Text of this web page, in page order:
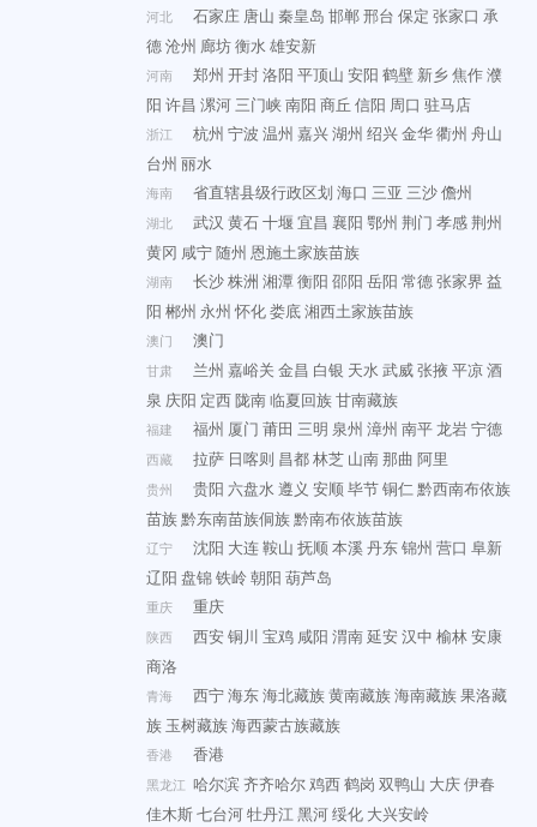
河北 石家庄 唐山 秦皇岛 邯郸邢台 保定 张家口 承
德沧州 廊坊衡水雄安新
河南 郑州 开封洛阳 平顶山 安阳 鹤壁 新乡焦作濮
阳 许昌 漯河三门峡南阳 商丘 信阳 周口 驻马店
浙江 杭州 宁波 温州 嘉兴湖州 绍兴金华衢州 舟山
台州 丽水
海南 省直辖县级行政区划 海口 三亚 三沙儋州
湖北 武汉 黄石十堰 宜昌 襄阳 鄂州 荆门 孝感荆州
黄冈 咸宁随州 恩施土家族苗族
湖南 长沙株洲 湘潭衡阳 邵阳 岳阳 常德张家界 益
阳 郴州 永州 怀化娄底湘西土家族苗族
澳门 澳门
甘肃 兰州 嘉峪关 金昌 白银 天水武威张掖平凉酒
泉 庆阳 定西陇南临夏回族甘南藏族
福建 福州 厦门 莆田 三明 泉州 漳州 南平龙岩宁德
西藏 拉萨 日喀则 昌都林芝 山南那曲 阿里
贵州 贵阳 六盘水遵义 安顺毕节铜仁黔西南布依族
苗族黔东南苗族侗族黔南布依族苗族
辽宁 沈阳 大连鞍山 抚顺本溪丹东锦州 营口 阜新
辽阳 盘锦铁岭朝阳 葫芦岛
重庆 重庆
陕西 西安铜川 宝鸡 咸阳 渭南延安汉中 榆林安康
商洛
青海 西宁海东海北藏族黄南藏族海南藏族果洛藏
族 玉树藏族海西蒙古族藏族
香港 香港
黑龙江 哈尔滨齐齐哈尔鸡西鹤岗 双鸭山 大庆伊春
佳木斯七台河牡丹江黑河绥化 大兴安岭